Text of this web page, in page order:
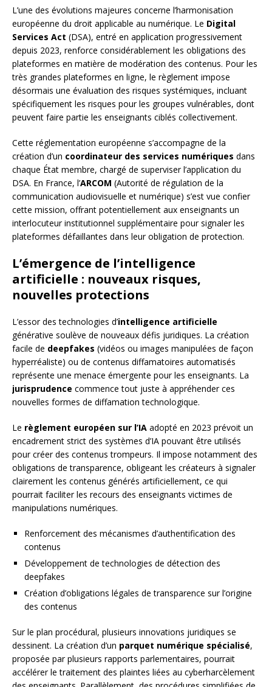
L’une des évolutions majeures concerne l’harmonisation
européenne du droit applicable au numérique. Le Digital
Services Act (DSA), entré en application progressivement
depuis 2023, renforce considérablement les obligations des
plateformes en matière de modération des contenus. Pour les
très grandes plateformes en ligne, le règlement impose
désormais une évaluation des risques systémiques, incluant
spécifiquement les risques pour les groupes vulnérables, dont
peuvent faire partie les enseignants ciblés collectivement.
Cette réglementation européenne s’accompagne de la
création d’un coordinateur des services numériques dans
chaque État membre, chargé de superviser l’application du
DSA. En France, l’ARCOM (Autorité de régulation de la
communication audiovisuelle et numérique) s’est vue confier
cette mission, offrant potentiellement aux enseignants un
interlocuteur institutionnel supplémentaire pour signaler les
plateformes défaillantes dans leur obligation de protection.
L’émergence de l’intelligence
artificielle : nouveaux risques,
nouvelles protections
L’essor des technologies d’intelligence artificielle
générative soulève de nouveaux défis juridiques. La création
facile de deepfakes (vidéos ou images manipulées de façon
hyperréaliste) ou de contenus diffamatoires automatisés
représente une menace émergente pour les enseignants. La
jurisprudence commence tout juste à appréhender ces
nouvelles formes de diffamation technologique.
Le règlement européen sur l’IA adopté en 2023 prévoit un
encadrement strict des systèmes d’IA pouvant être utilisés
pour créer des contenus trompeurs. Il impose notamment des
obligations de transparence, obligeant les créateurs à signaler
clairement les contenus générés artificiellement, ce qui
pourrait faciliter les recours des enseignants victimes de
manipulations numériques.
Renforcement des mécanismes d’authentification des
contenus
Développement de technologies de détection des
deepfakes
Création d’obligations légales de transparence sur l’origine
des contenus
Sur le plan procédural, plusieurs innovations juridiques se
dessinent. La création d’un parquet numérique spécialisé,
proposée par plusieurs rapports parlementaires, pourrait
accélérer le traitement des plaintes liées au cyberharcèlement